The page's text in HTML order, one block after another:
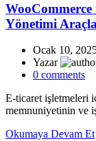
Yönetimi
Ocak 10,
Yazar
0 comments
E-ticaret işletmeleri
memnuniyetinin ve
Okumaya Devam Et